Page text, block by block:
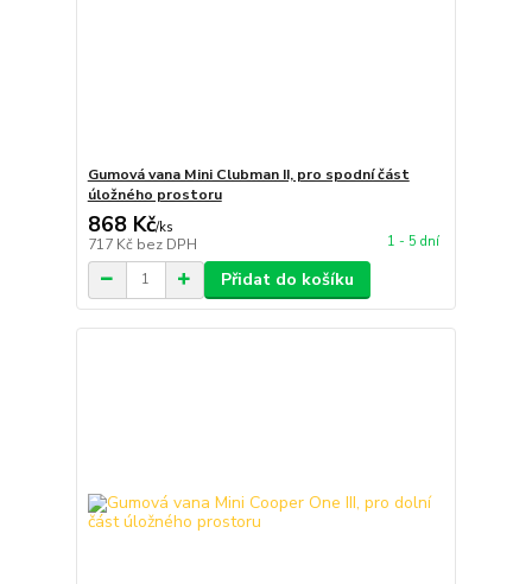
Gumová vana Mini Clubman II, pro spodní část
úložného prostoru
868 Kč/ks
717 Kč bez DPH 1 - 5 dní
Přidat do košíku